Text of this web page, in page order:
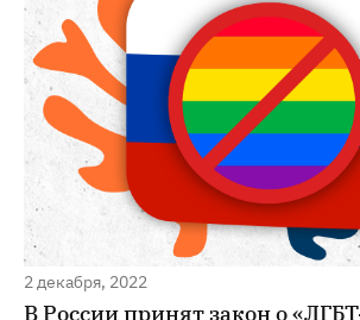
2 декабря, 2022
В России принят закон о